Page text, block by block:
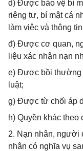
d) Được bảo vệ bí
riêng tư, bí mật cá
làm việc và thông
đ) Được cơ quan,
liệu xác nhận nạn
e) Được bồi thường
luật;
g) Được từ chối áp
h) Quyền khác theo
2. Nạn nhân, người
nhân có nghĩa vụ